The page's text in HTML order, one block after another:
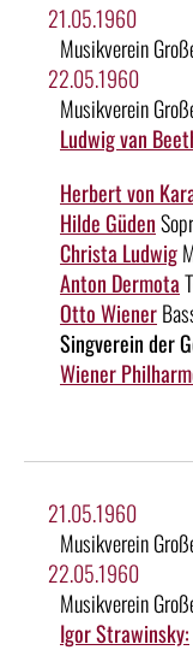
21.05.1960
Musikverein
22.05.1960
Musikverein
Ludwig van
Herbert von
Hilde Güden
Christa Ludwig
Anton Dermota
Otto Wiener
Singverein der
Wiener
21.05.1960
Musikverein
22.05.1960
Musikverein
Igor Strawinsky: